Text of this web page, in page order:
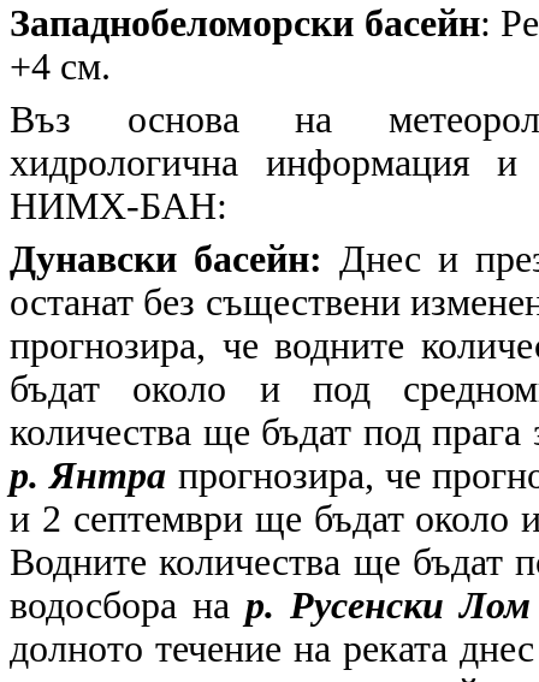
Западнобеломорски басейн:
+4 см.
Въз основа на
хидрологична информация и
НИМХ-БАН:
Дунавски басейн: Днес и
останат без съществени
прогнозира, че водните
бъдат около и под
количества ще бъдат под
р. Янтра прогнозира, че
и 2 септември ще бъдат около
Водните количества ще бъдат
водосбора на р. Русенски Лом
долното течение на реката